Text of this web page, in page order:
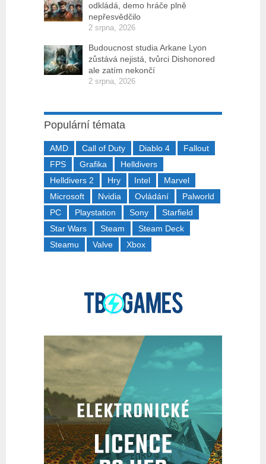
odkládá, demo hráče plně
nepřesvědčilo
2 srpna, 2026
Budoucnost studia Arkane Lyon
zůstává nejistá, tvůrci Dishonored
ale zatím nekončí
2 srpna, 2026
Populární témata
AMD Call of Duty Diablo 4
Fallout
FPS
Grafika
Helldivers
Helldivers 2
Hry Intel
Marvel
Microsoft
Nvidia Ovládání
Palworld
PC
Playstation Sony
Starfield
Star Wars
Steam
Steam Deck
Steamu
Valve Xbox